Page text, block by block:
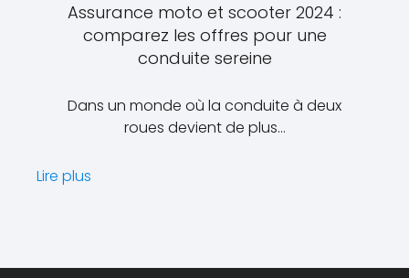
Assurance moto et scooter 2024 :
comparez les offres pour une
conduite sereine
Dans un monde où la conduite à deux
roues devient de plus…
Lire plus